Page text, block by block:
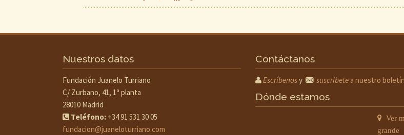
Nuestros datos
Fundación Juanelo Turriano
C/ Zurbano, 41, 1ª planta
28010 Madrid
Teléfono: +34 91 531 30 05
fundacion@juaneloturriano.com
Contáctanos
Escríbenosy suscríbete a nuestro boletín
Dónde estamos
Ver
grande